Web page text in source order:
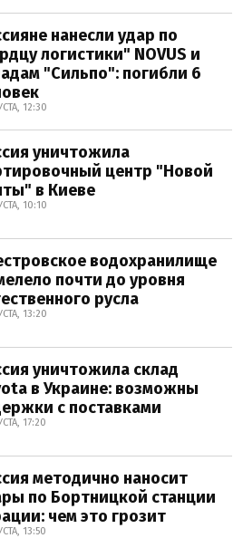
нанесли удар по
логистики" NOVUS и
"Сильпо": погибли 6
12:30
уничтожила
центр "Новой
в Киеве
10:10
водохранилище
почти до уровня
русла
13:20
уничтожила склад
в Украине: возможны
с поставками
17:20
методично наносит
по Бортницкой станции
чем это грозит
13:50